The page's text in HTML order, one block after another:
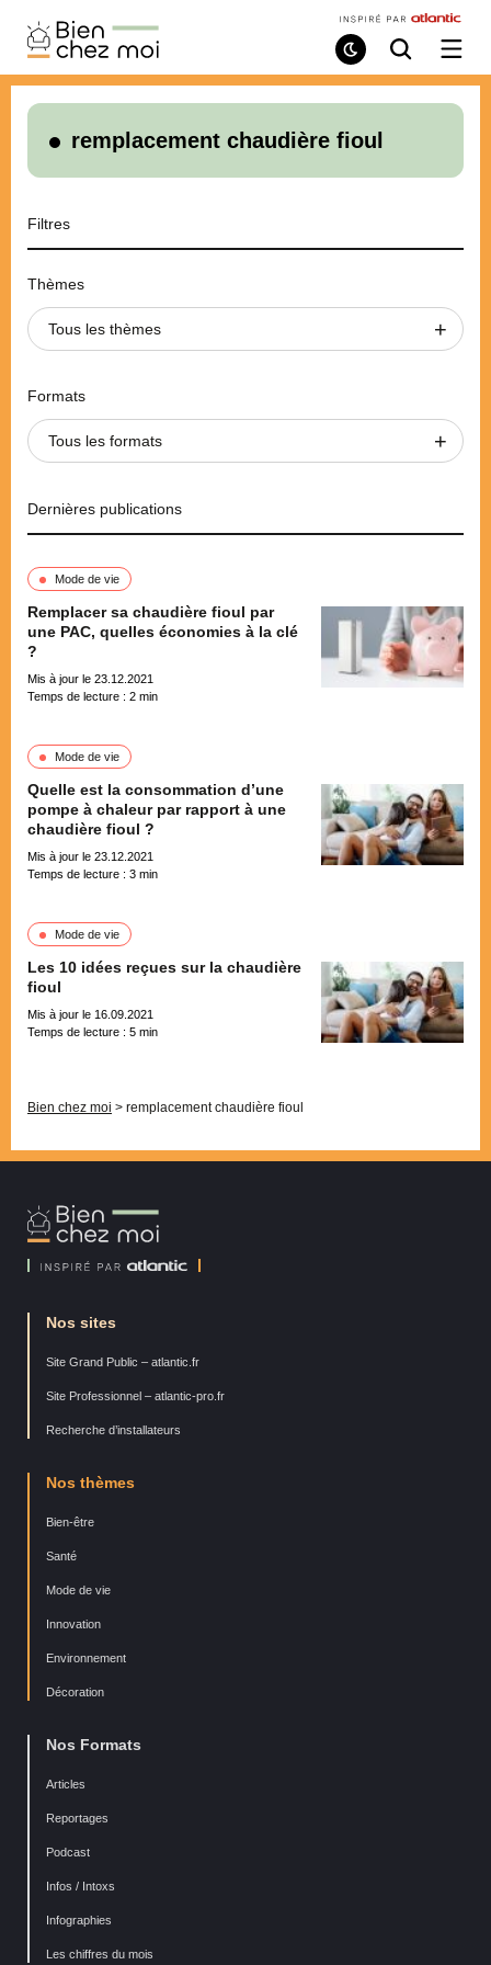
Bien
Chez
Moi
Mode
de
Recherche
/
le
remplacement chaudière fioul
Filtres
Thèmes
Tous les thèmes
Formats
Tous les formats
Dernières publications
Mode de vie
Remplacer sa chaudière fioul par
une PAC, quelles économies à la clé
?
Mis à jour le 23.12.2021
Temps de lecture : 2 min
Mode de vie
Quelle est la consommation d’une
pompe à chaleur par rapport à une
chaudière fioul ?
Mis à jour le 23.12.2021
Temps de lecture : 3 min
Mode de vie
Les 10 idées reçues sur la chaudière
fioul
Mis à jour le 16.09.2021
Temps de lecture : 5 min
Bien chez moi > remplacement chaudière fioul
Bien
Chez
Nos sites
Site Grand Public – atlantic.fr
Site Professionnel – atlantic-pro.fr
Recherche d’installateurs
Nos thèmes
Bien-être
Santé
Mode de vie
Innovation
Environnement
Décoration
Nos Formats
Articles
Reportages
Podcast
Infos / Intoxs
Infographies
Les chiffres du mois